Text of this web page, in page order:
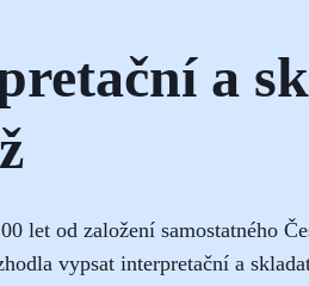
a
let od založení samostatného
vypsat interpretační a